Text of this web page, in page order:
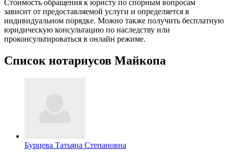
Стоимость обращения к юристу по спорным вопросам
зависит от предоставляемой услуги и определяется в
индивидуальном порядке. Можно также получить бесплатную
юридическую консультацию по наследству или
проконсультироваться в онлайн режиме.
Список нотариусов Майкопа
Бурцева Татьяна Степановна